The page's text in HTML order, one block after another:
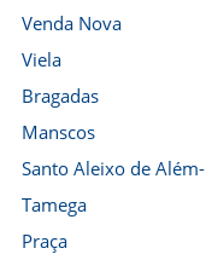
Venda Nova
Viela
Bragadas
Manscos
Santo Aleixo de Além-
Tamega
Praça